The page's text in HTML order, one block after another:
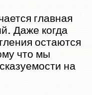
главная
Даже когда
остаются
что мы
на